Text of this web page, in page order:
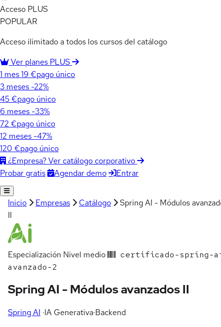
Acceso PLUS
POPULAR
Acceso ilimitado a todos los cursos del catálogo
Ver planes PLUS
1 mes19 €pago único
3 meses -22%
45 €pago único
6 meses -33%
72 €pago único
12 meses -47%
120 €pago único
¿Empresa? Ver catálogo corporativo
Probar gratis
Agendar demo Entrar
Inicio Empresas Catálogo
Spring AI - Módulos
II
Especialización Nivel medio
certificado-spring-
avanzado-2
Spring AI - Módulos avanzados II
Spring AI ·IA Generativa·Backend